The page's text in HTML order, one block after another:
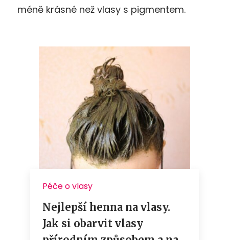
méně krásné než vlasy s pigmentem.